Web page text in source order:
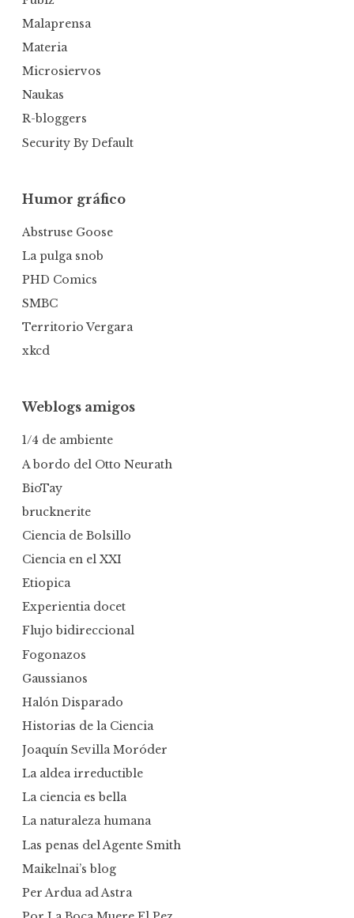
Malaprensa
Materia
Microsiervos
Naukas
R-bloggers
Security By Default
Humor gráfico
Abstruse Goose
La pulga snob
PHD Comics
SMBC
Territorio Vergara
xkcd
Weblogs amigos
1/4 de ambiente
A bordo del Otto Neurath
BioTay
brucknerite
Ciencia de Bolsillo
Ciencia en el XXI
Etiopica
Experientia docet
Flujo bidireccional
Fogonazos
Gaussianos
Halón Disparado
Historias de la Ciencia
Joaquín Sevilla Moróder
La aldea irreductible
La ciencia es bella
La naturaleza humana
Las penas del Agente Smith
Maikelnai’s blog
Per Ardua ad Astra